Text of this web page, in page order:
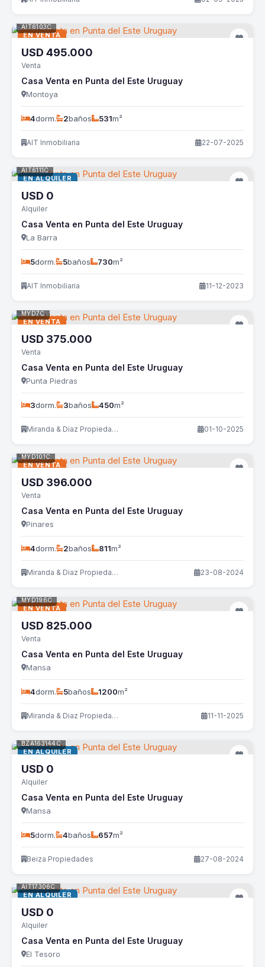
EN VENTA
AIT6103C
USD 495.000
Venta
Casa Venta en Punta del Este Uruguay
Montoya
4dorm. 2baños 531m²
AIT Inmobiliaria 22-07-2025
EN ALQUILER
AIT6111C
USD 0
Alquiler
Casa Venta en Punta del Este Uruguay
La Barra
5dorm. 5baños 730m²
AIT Inmobiliaria 11-12-2023
EN VENTA
MYD7C
USD 375.000
Venta
Casa Venta en Punta del Este Uruguay
Punta Piedras
3dorm. 3baños 450m²
Miranda & Diaz Propiedades 01-10-2025
EN VENTA
MYD101C
USD 396.000
Venta
Casa Venta en Punta del Este Uruguay
Pinares
4dorm. 2baños 811m²
Miranda & Diaz Propiedades 23-08-2024
EN VENTA
MYD196C
USD 825.000
Venta
Casa Venta en Punta del Este Uruguay
Mansa
4dorm. 5baños 1200m²
Miranda & Diaz Propiedades 11-11-2025
EN ALQUILER
BZA163144C
USD 0
Alquiler
Casa Venta en Punta del Este Uruguay
Mansa
5dorm. 4baños 657m²
Beiza Propiedades 27-08-2024
EN ALQUILER
AIT17306C
USD 0
Alquiler
Casa Venta en Punta del Este Uruguay
El Tesoro